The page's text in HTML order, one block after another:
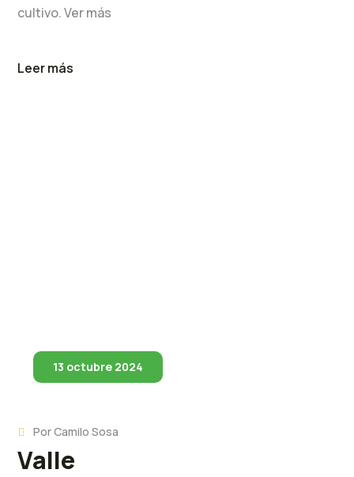
cultivo. Ver más
Leer más
13 octubre 2024
PorCamilo Sosa
Valle